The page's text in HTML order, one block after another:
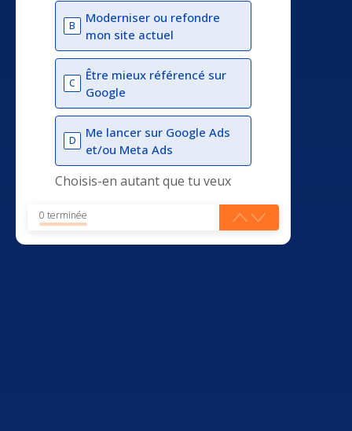
B
Moderniser ou refondre
mon site actuel
C
Être mieux référencé sur
Google
D
Me lancer sur Google Ads
et/ou Meta Ads
Choisis-en autant que tu veux
0 terminée